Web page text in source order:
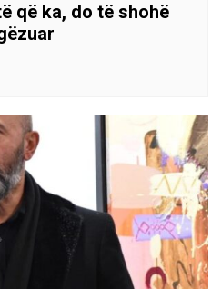
që ka, do të shohë